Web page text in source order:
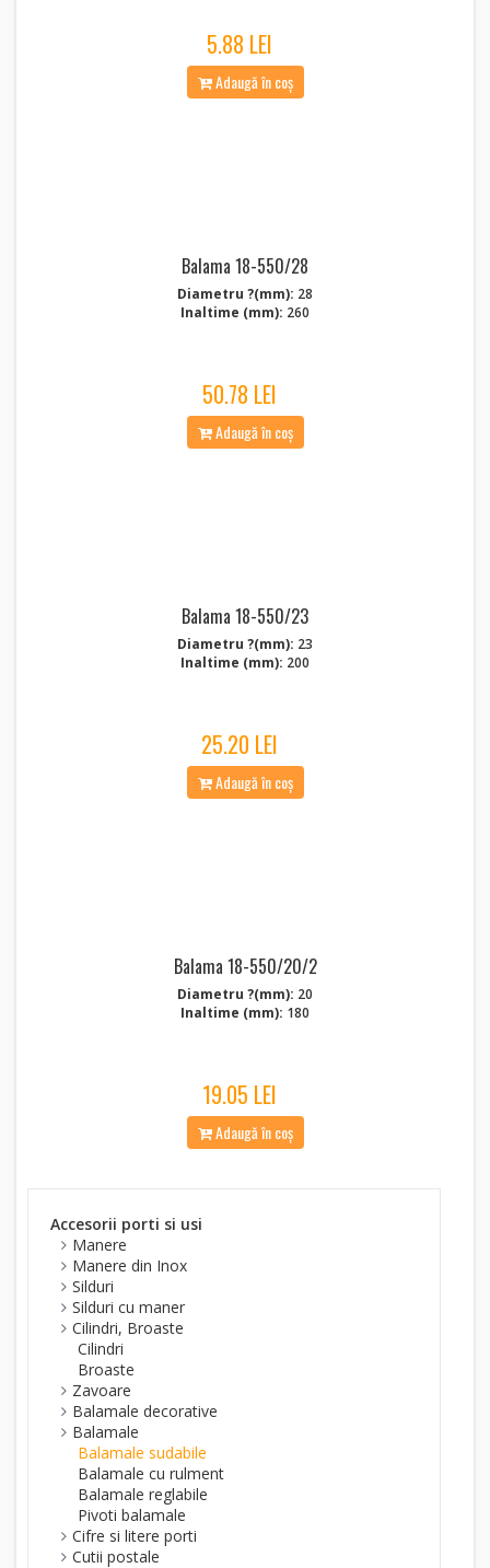
5.88 LEI
Adaugă în coș
Balama 18-550/28
Diametru ?(mm): 28
Inaltime (mm): 260
50.78 LEI
Adaugă în coș
Balama 18-550/23
Diametru ?(mm): 23
Inaltime (mm): 200
25.20 LEI
Adaugă în coș
Balama 18-550/20/2
Diametru ?(mm): 20
Inaltime (mm): 180
19.05 LEI
Adaugă în coș
Accesorii porti si usi
Manere
Manere din Inox
Silduri
Silduri cu maner
Cilindri, Broaste
Cilindri
Broaste
Zavoare
Balamale decorative
Balamale
Balamale sudabile
Balamale cu rulment
Balamale reglabile
Pivoti balamale
Cifre si litere porti
Cutii postale